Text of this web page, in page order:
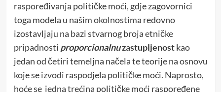
raspoređivanja političke moći, gdje zagovornici
toga modela u našim okolnostima redovno
izostavljaju na bazi stvarnog broja etničke
pripadnosti proporcionalnuzastupljenostkao
jedan od četiri temeljna načela te teorije na osnovu
koje se izvodi raspodjela političke moći. Naprosto,
hoće se jedna trećina političke moći raspoređene